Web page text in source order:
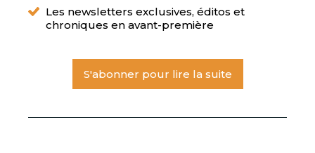
Les newsletters exclusives, éditos et
chroniques en avant-première
S'abonner pour lire la suite